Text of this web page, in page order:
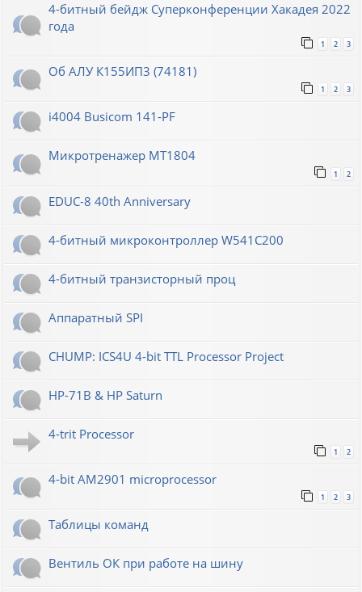
4-битный бейдж Суперконференции Хакадея 2022
года
1 2 3
Об АЛУ К155ИП3 (74181)
1 2 3
i4004 Busicom 141-PF
Микротренажер МТ1804
1 2
EDUC-8 40th Anniversary
4-битный микроконтроллер W541C200
4-битный транзисторный проц
Аппаратный SPI
CHUMP: ICS4U 4-bit TTL Processor Project
HP-71B & HP Saturn
4-trit Processor
1 2
4-bit AM2901 microprocessor
1 2 3
Таблицы команд
Вентиль ОК при работе на шину